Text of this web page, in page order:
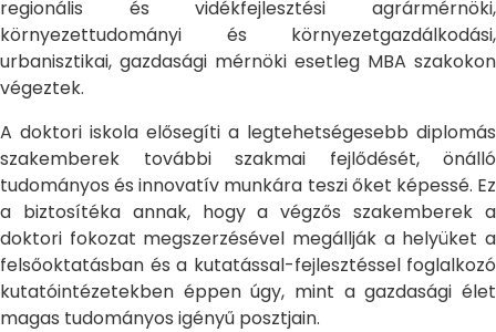
regionális és vidékfejlesztési agrármérnöki,
környezettudományi és környezetgazdálkodási,
urbanisztikai, gazdasági mérnöki esetleg MBA szakokon
végeztek.
A doktori iskola elősegíti a legtehetségesebb diplomás
szakemberek további szakmai fejlődését, önálló
tudományos és innovatív munkára teszi őket képessé. Ez
a biztosítéka annak, hogy a végzős szakemberek a
doktori fokozat megszerzésével megállják a helyüket a
felsőoktatásban és a kutatással-fejlesztéssel foglalkozó
kutatóintézetekben éppen úgy, mint a gazdasági élet
magas tudományos igényű posztjain.